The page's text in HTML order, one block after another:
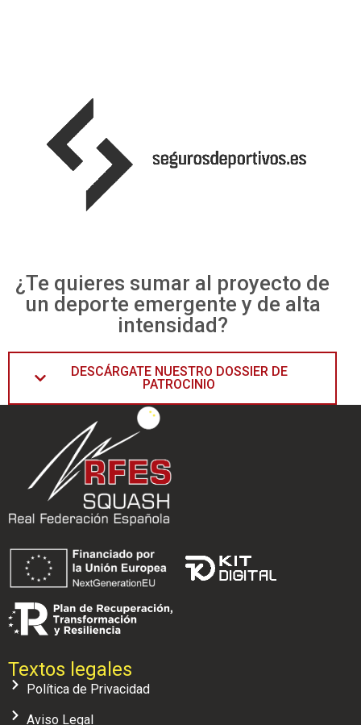
¿Te quieres sumar al proyecto de
un deporte emergente y de alta
intensidad?
DESCÁRGATE NUESTRO DOSSIER DE
PATROCINIO
Textos legales
Política de Privacidad
Aviso Legal